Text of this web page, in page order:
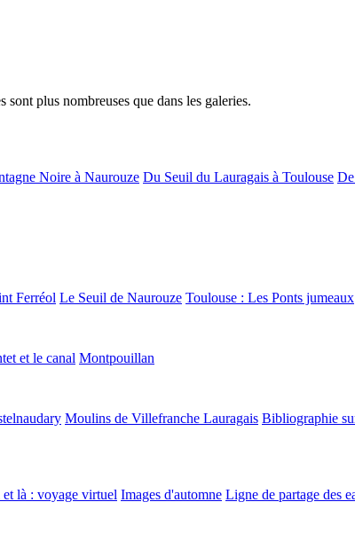
sont plus nombreuses que dans les galeries.
Noire à Naurouze Du Seuil du Lauragais à Toulouse
Ferréol Le Seuil de Naurouze Toulouse : Les Ponts jumeaux
et le canal Montpouillan
Moulins de Villefranche Lauragais Bibliographie
là : voyage virtuel Images d'automne Ligne de partage des